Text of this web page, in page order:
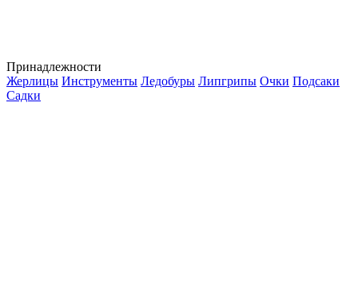
Принадлежности
Жерлицы Инструменты Ледобуры Липгрипы Очки Подсаки
Садки